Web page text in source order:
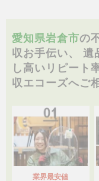
愛知県岩倉市の
収お手伝い、
遺
し高いリピート
収エコーズへご
業界最安値